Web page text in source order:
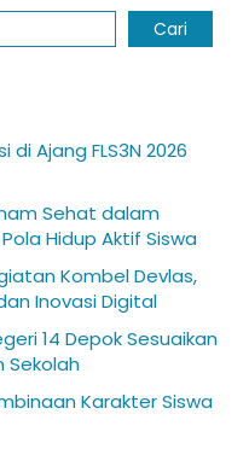
Cari
di Ajang FLS3N 2026
Sehat dalam
Hidup Aktif Siswa
Kombel Devlas,
Inovasi Digital
14 Depok Sesuaikan
Sekolah
Karakter Siswa